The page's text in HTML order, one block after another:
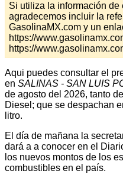
Si utiliza la información de
agradecemos incluir la
GasolinaMX.com y un
https://
https://
Aqui puedes consultar el
en SALINAS - SAN LUIS
de agosto del 2026, tanto
Diesel; que se despachan
litro.
El día de mañana la
dará a a conocer en el
los nuevos montos de los
combustibles en el país.